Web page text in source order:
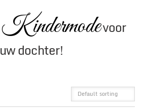
Kindermodevoor
uw dochter!
Default sorting
LIST